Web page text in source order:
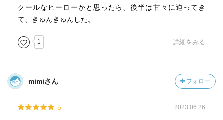
クールなヒーローかと思ったら、後半は甘々に迫ってき
て、きゅんきゅんした。
1 詳細をみる
mimiさん フォロー
5 2023.06.26